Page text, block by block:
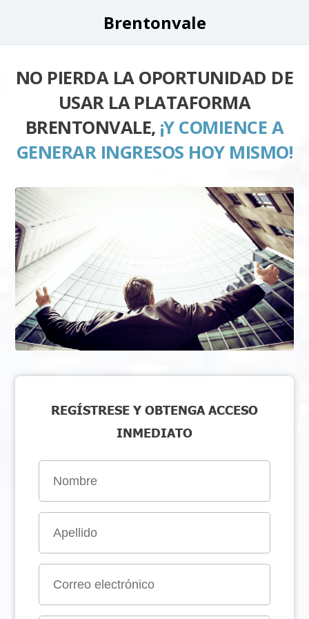
Brentonvale
NO PIERDA LA OPORTUNIDAD DE
USAR LA PLATAFORMA
BRENTONVALE, ¡Y COMIENCE A
GENERAR INGRESOS HOY MISMO!
REGÍSTRESE Y OBTENGA ACCESO
INMEDIATO